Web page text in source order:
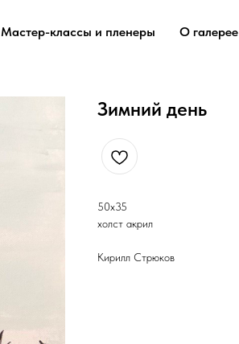
Мастер-классы и пленеры О галерее
Зимний день
50х35
холст акрил
Кирилл Стрюков